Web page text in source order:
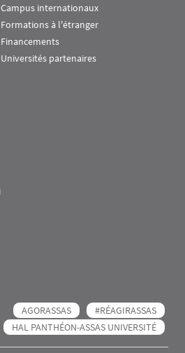
Campus internationaux
Formations à l'étranger
Financements
Universités partenaires
AGORASSAS
#RÉAGIRASSAS
HAL PANTHÉON-ASSAS UNIVERSITÉ